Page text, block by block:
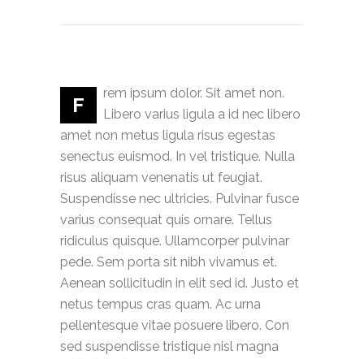
F
rem ipsum dolor. Sit amet non.
Libero varius ligula a id nec libero
amet non metus ligula risus egestas
senectus euismod. In vel tristique. Nulla
risus aliquam venenatis ut feugiat.
Suspendisse nec ultricies. Pulvinar fusce
varius consequat quis ornare. Tellus
ridiculus quisque. Ullamcorper pulvinar
pede. Sem porta sit nibh vivamus et.
Aenean sollicitudin in elit sed id. Justo et
netus tempus cras quam. Ac urna
pellentesque vitae posuere libero. Con
sed suspendisse tristique nisl magna